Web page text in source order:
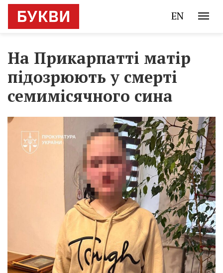
EN
На Прикарпатті матір
підозрюють у смерті
семимісячного сина